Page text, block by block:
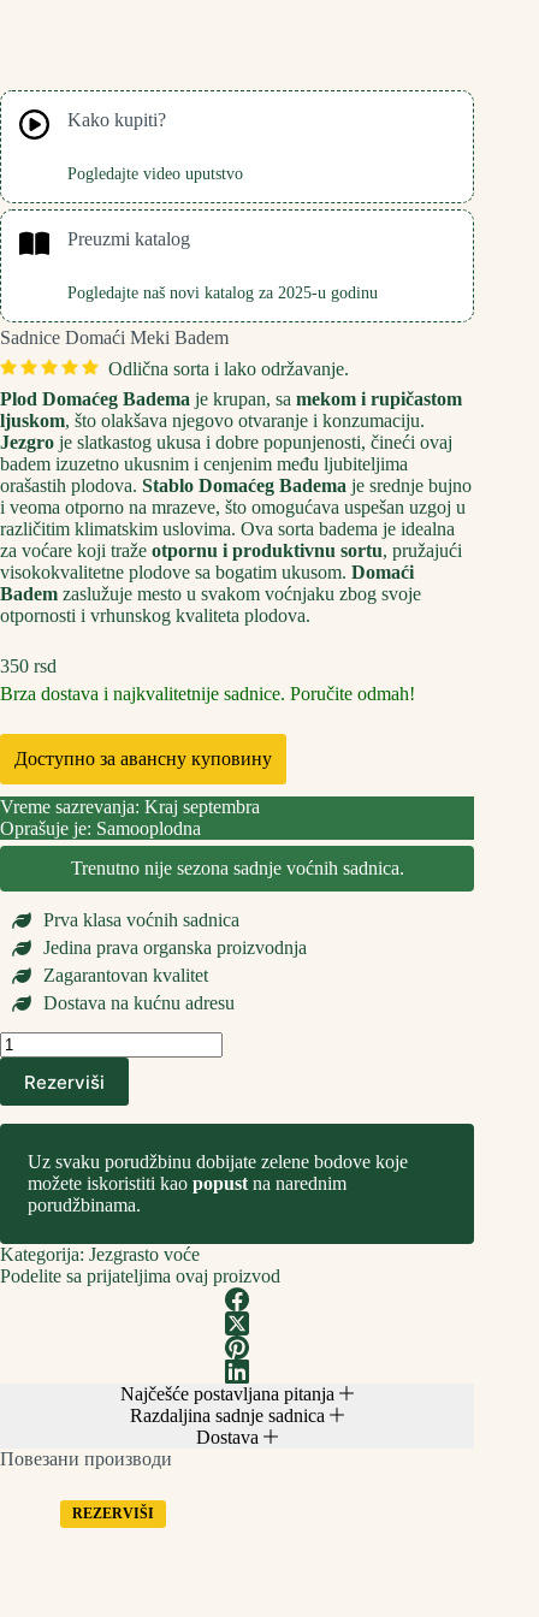
Kako kupiti?
Pogledajte video uputstvo
Preuzmi katalog
Pogledajte naš novi katalog za 2025-u godinu
Sadnice Domaći Meki Badem
Odlična sorta i lako održavanje.
Plod Domaćeg Badema je krupan, sa mekom i rupičastom
ljuskom, što olakšava njegovo otvaranje i konzumaciju.
Jezgro je slatkastog ukusa i dobre popunjenosti, čineći ovaj
badem izuzetno ukusnim i cenjenim među ljubiteljima
orašastih plodova. Stablo Domaćeg Badema je srednje bujno
i veoma otporno na mrazeve, što omogućava uspešan uzgoj u
različitim klimatskim uslovima. Ova sorta badema je idealna
za voćare koji traže otpornu i produktivnu sortu, pružajući
visokokvalitetne plodove sa bogatim ukusom. Domaći
Badem zaslužuje mesto u svakom voćnjaku zbog svoje
otpornosti i vrhunskog kvaliteta plodova.
350 rsd
Brza dostava i najkvalitetnije sadnice. Poručite odmah!
Доступно за авансну куповину
Vreme sazrevanja: Kraj septembra
Oprašuje je: Samooplodna
Trenutno nije sezona sadnje voćnih sadnica.
Prva klasa voćnih sadnica
Jedina prava organska proizvodnja
Zagarantovan kvalitet
Dostava na kućnu adresu
Sadnice
Domaći
Meki
Badem
количина
Rezerviši
Uz svaku porudžbinu dobijate zelene bodove koje
možete iskoristiti kao popust na narednim
porudžbinama.
Kategorija: Jezgrasto voće
Podelite sa prijateljima ovaj proizvod
Najčešće postavljana pitanja
Razdaljina sadnje sadnica
Dostava
Повезани производи
REZERVIŠI